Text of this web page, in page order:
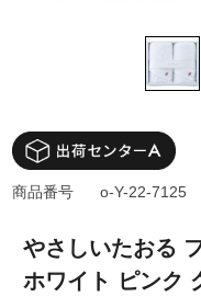
やさしいたおる
ホワイト ピンク
商品番号 o-Y-22-7125